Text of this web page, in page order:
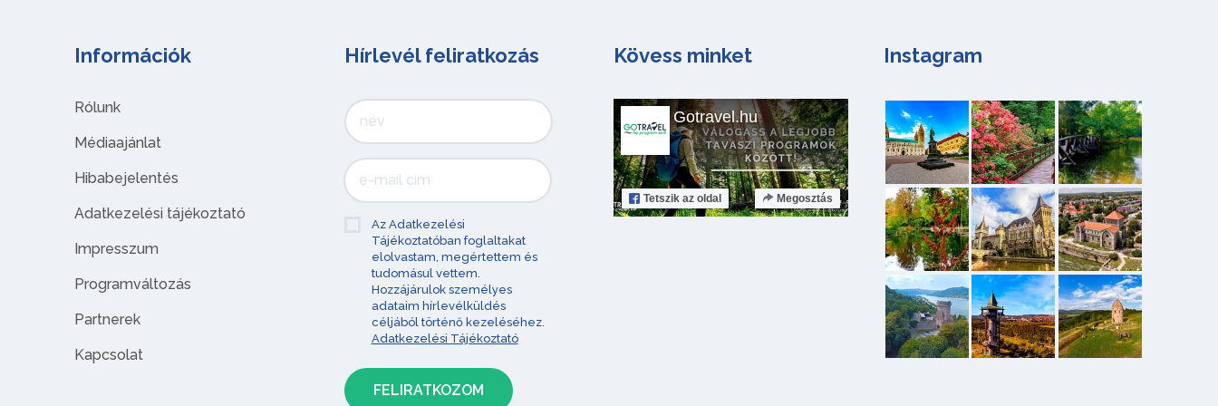
Információk
Rólunk
Médiaajánlat
Hibabejelentés
Adatkezelési tájékoztató
Impresszum
Programváltozás
Partnerek
Kapcsolat
Hírlevél feliratkozás
Az Adatkezelési
Tájékoztatóban foglaltakat
elolvastam, megértettem és
tudomásul vettem.
Hozzájárulok személyes
adataim hírlevélküldés
céljából történő kezeléséhez.
Adatkezelési Tájékoztató
Kövess minket
Gotravel.hu
Tetszik az oldal Megosztás
Instagram